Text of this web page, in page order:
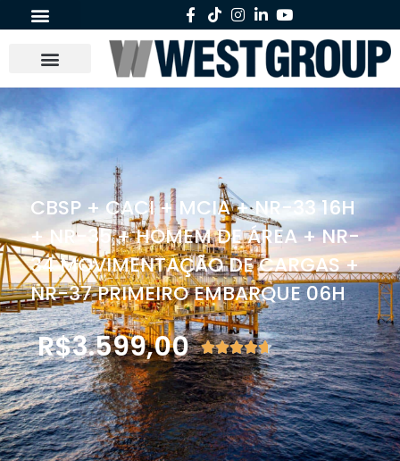
CBSP + CACI + MCIA + NR-33 16H
+ NR-35 + HOMEM DE ÁREA + NR-
34 MOVIMENTAÇÃO DE CARGAS +
NR-37 PRIMEIRO EMBARQUE 06H
R$3.599,00